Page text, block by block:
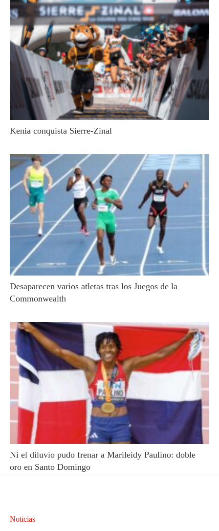
Kenia conquista Sierre-Zinal
Desaparecen varios atletas tras los Juegos de la
Commonwealth
Ni el diluvio pudo frenar a Marileidy Paulino: doble
oro en Santo Domingo